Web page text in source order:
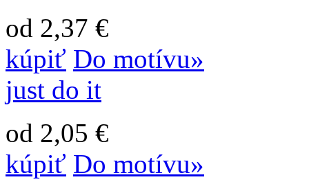
od 2,37 €
kúpiť Do motívu»
just do it
od 2,05 €
kúpiť Do motívu»